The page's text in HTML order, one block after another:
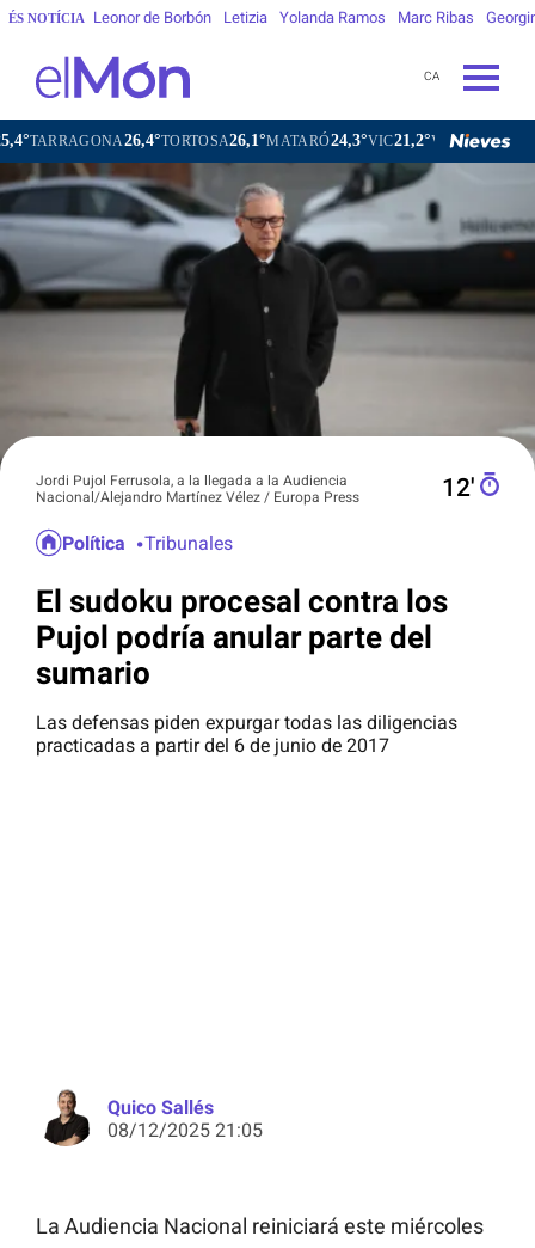
ÉS NOTÍCIA Leonor de Borbón Letizia Yolanda Ramos Marc Ribas
CA
26,4°TORTOSA26,1°MATARÓ24,3°VIC21,2°VILAFRANCA DEL PENEDÈS
Jordi Pujol Ferrusola, a la llegada a la Audiencia
Nacional/Alejandro Martínez Vélez / Europa Press
12′
Política Tribunales
El sudoku procesal contra los
Pujol podría anular parte del
sumario
Las defensas piden expurgar todas las diligencias
practicadas a partir del 6 de junio de 2017
Quico Sallés
08/12/2025 21:05
La Audiencia Nacional reiniciará este miércoles